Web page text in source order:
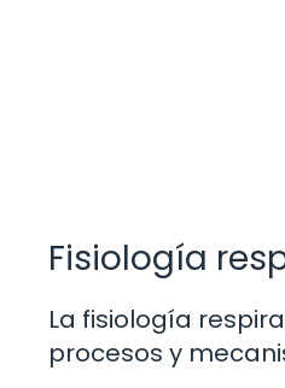
Fisiología
La fisiología
procesos y